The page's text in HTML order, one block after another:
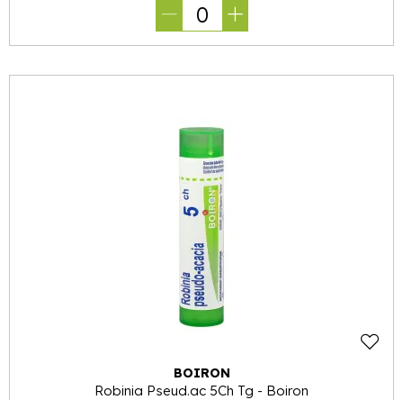
0
BOIRON
Robinia Pseud.ac 5Ch Tg - Boiron